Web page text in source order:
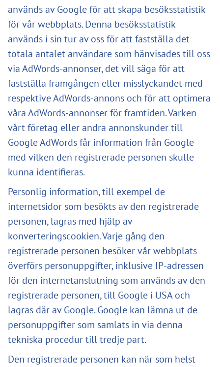
används av Google för att skapa besöksstatistik
för vår webbplats. Denna besöksstatistik
används i sin tur av oss för att fastställa det
totala antalet användare som hänvisades till oss
via AdWords-annonser, det vill säga för att
fastställa framgången eller misslyckandet med
respektive AdWords-annons och för att optimera
våra AdWords-annonser för framtiden. Varken
vårt företag eller andra annonskunder till
Google AdWords får information från Google
med vilken den registrerade personen skulle
kunna identifieras.
Personlig information, till exempel de
internetsidor som besökts av den registrerade
personen, lagras med hjälp av
konverteringscookien. Varje gång den
registrerade personen besöker vår webbplats
överförs personuppgifter, inklusive IP-adressen
för den internetanslutning som används av den
registrerade personen, till Google i USA och
lagras där av Google. Google kan lämna ut de
personuppgifter som samlats in via denna
tekniska procedur till tredje part.
Den registrerade personen kan när som helst